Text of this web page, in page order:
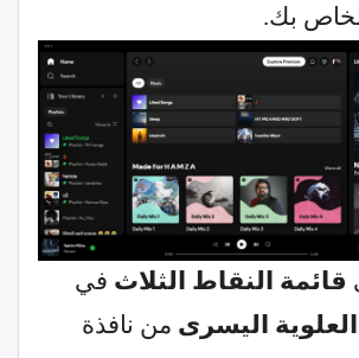
قائمة النقاط الثلاث في
العلوية اليسرى من نافذة